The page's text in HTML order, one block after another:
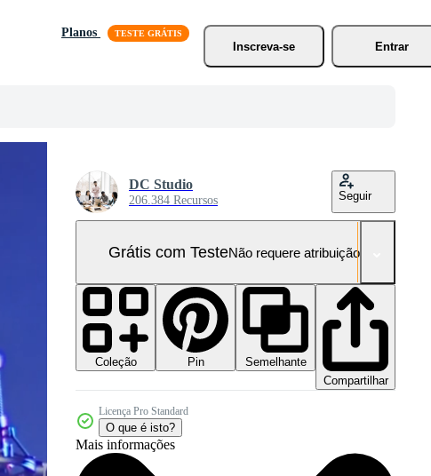
Planos
Inscreva-se
Entrar
DC Studio
206.384 Recursos Seguir
Grátis com TesteNão requere atribuição!
Coleção Pin
Semelhante
Compartilhar
Licença Pro Standard
O que é isto?
Mais informações